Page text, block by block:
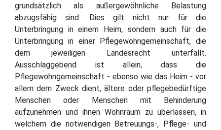
grundsätzlich als außergewöhnliche Belastung
abzugsfähig sind. Dies gilt nicht nur für die
Unterbringung in einem Heim, sondern auch für die
Unterbringung in einer Pflegewohngemeinschaft, die
dem jeweiligen Landesrecht unterfällt.
Ausschlaggebend ist allein, dass die
Pflegewohngemeinschaft - ebenso wie das Heim - vor
allem dem Zweck dient, ältere oder pflegebedürftige
Menschen oder Menschen mit Behinderung
aufzunehmen und ihnen Wohnraum zu überlassen, in
welchem die notwendigen Betreuungs-, Pflege- und